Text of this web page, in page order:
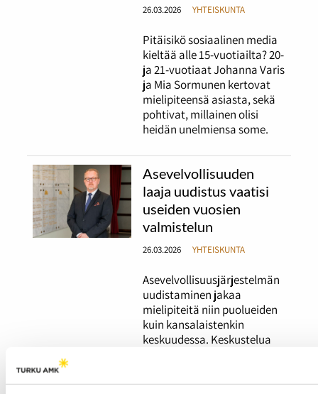
26.03.2026 YHTEISKUNTA
Pitäisikö sosiaalinen media
kieltää alle 15-vuotiailta? 20-
ja 21-vuotiaat Johanna Varis
ja Mia Sormunen kertovat
mielipiteensä asiasta, sekä
pohtivat, millainen olisi
heidän unelmiensa some.
Asevelvollisuuden
laaja uudistus vaatisi
useiden vuosien
valmistelun
26.03.2026 YHTEISKUNTA
Asevelvollisuusjärjestelmän
uudistaminen jakaa
mielipiteitä niin puolueiden
kuin kansalaistenkin
keskuudessa. Keskustelua
ikäluokkien pieneneminen,